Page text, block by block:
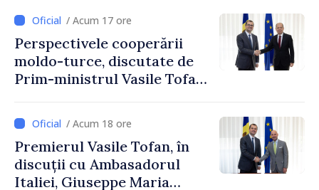
/ Acum 17 ore
Perspectivele cooperării
moldo-turce, discutate de
Prim-ministrul Vasile Tofan
Uygar Mustafa Sertel
/ Acum 18 ore
Premierul Vasile Tofan, în
discuții cu Ambasadorul
Italiei, Giuseppe Maria